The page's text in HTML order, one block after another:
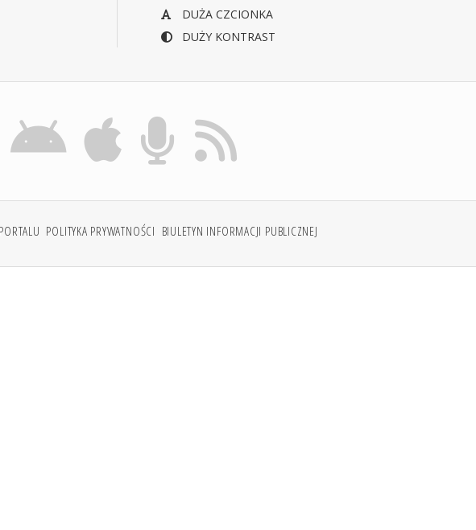
DUŻA CZCIONKA
DUŻY KONTRAST
POLITYKA PRYWATNOŚCI BIULETYN INFORMACJI PUBLICZNEJ